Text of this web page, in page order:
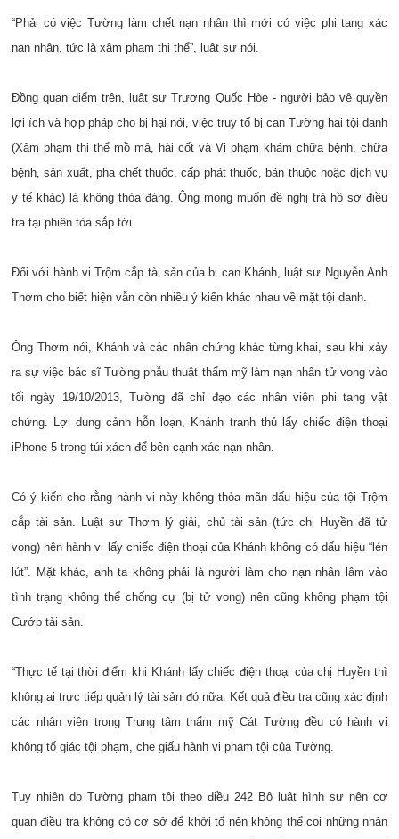
“Phải có việc Tường làm chết nạn nhân thì mới có việc phi tang xác
nạn nhân, tức là xâm phạm thi thể”, luật sư nói.
Đồng quan điểm trên, luật sư Trương Quốc Hòe - người bảo vệ quyền
lợi ích và hợp pháp cho bị hại nói, việc truy tố bị can Tường hai tội danh
(Xâm phạm thi thể mồ mả, hài cốt và Vi phạm khám chữa bệnh, chữa
bệnh, sản xuất, pha chết thuốc, cấp phát thuốc, bán thuộc hoặc dịch vụ
y tế khác) là không thỏa đáng. Ông mong muốn đề nghị trả hồ sơ điều
tra tại phiên tòa sắp tới.
Đối với hành vi Trộm cắp tài sản của bị can Khánh, luật sư Nguyễn Anh
Thơm cho biết hiện vẫn còn nhiều ý kiến khác nhau về mặt tội danh.
Ông Thơm nói, Khánh và các nhân chứng khác từng khai, sau khi xảy
ra sự việc bác sĩ Tường phẫu thuật thẩm mỹ làm nạn nhân tử vong vào
tối ngày 19/10/2013, Tường đã chỉ đạo các nhân viên phi tang vật
chứng. Lợi dụng cảnh hỗn loạn, Khánh tranh thủ lấy chiếc điện thoại
iPhone 5 trong túi xách để bên cạnh xác nạn nhân.
Có ý kiến cho rằng hành vi này không thỏa mãn dấu hiệu của tội Trộm
cắp tài sản. Luật sư Thơm lý giải, chủ tài sản (tức chị Huyền đã tử
vong) nên hành vi lấy chiếc điện thoại của Khánh không có dấu hiệu “lén
lút”. Mặt khác, anh ta không phải là người làm cho nạn nhân lâm vào
tình trạng không thể chống cự (bị tử vong) nên cũng không phạm tội
Cướp tài sản.
“Thực tế tại thời điểm khi Khánh lấy chiếc điện thoại của chị Huyền thì
không ai trực tiếp quản lý tài sản đó nữa. Kết quả điều tra cũng xác định
các nhân viên trong Trung tâm thẩm mỹ Cát Tường đều có hành vi
không tố giác tội phạm, che giấu hành vi phạm tội của Tường.
Tuy nhiên do Tường phạm tội theo điều 242 Bộ luật hình sự nên cơ
quan điều tra không có cơ sở để khởi tố nên không thể coi những nhân